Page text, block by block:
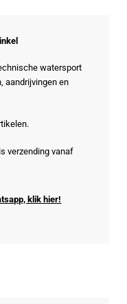
watersport
aandrijvingen en
verzending vanaf
klik hier!